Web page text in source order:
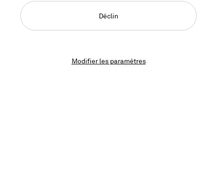
«Fort de ses compétences et de son
expérience, Lista Office LO a tout de suite
besoins spécifiques.»Modifier les paramètres
Déclin